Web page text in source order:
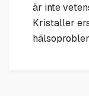
är inte
Kristaller